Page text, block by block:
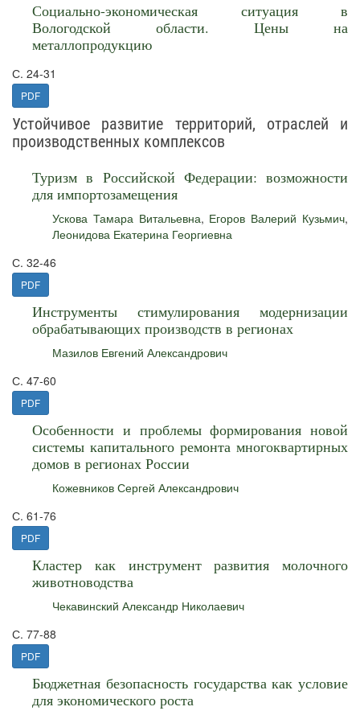
Социально-экономическая ситуация в
Вологодской области. Цены на
металлопродукцию
С. 24-31
PDF
Устойчивое развитие территорий, отраслей и
производственных комплексов
Туризм в Российской Федерации: возможности
для импортозамещения
Ускова Тамара Витальевна, Егоров Валерий Кузьмич,
Леонидова Екатерина Георгиевна
С. 32-46
PDF
Инструменты стимулирования модернизации
обрабатывающих производств в регионах
Мазилов Евгений Александрович
С. 47-60
PDF
Особенности и проблемы формирования новой
системы капитального ремонта многоквартирных
домов в регионах России
Кожевников Сергей Александрович
С. 61-76
PDF
Кластер как инструмент развития молочного
животноводства
Чекавинский Александр Николаевич
С. 77-88
PDF
Бюджетная безопасность государства как условие
для экономического роста